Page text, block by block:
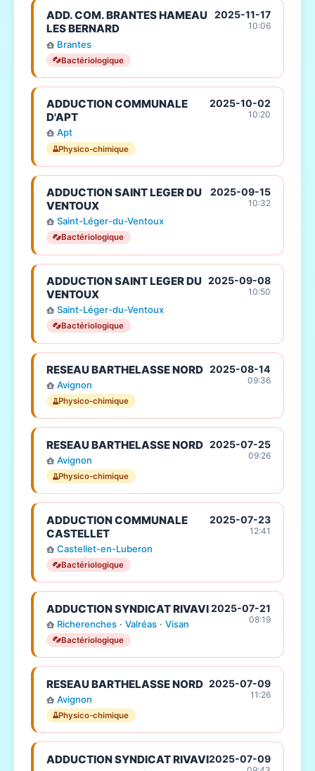
ADD. COM. BRANTES HAMEAU
LES BERNARD
Brantes
Bactériologique
2025-11-17
10:06
ADDUCTION COMMUNALE
D'APT
Apt
Physico-chimique
2025-10-02
10:20
ADDUCTION SAINT LEGER DU
VENTOUX
Saint-Léger-du-Ventoux
Bactériologique
2025-09-15
10:32
ADDUCTION SAINT LEGER DU
VENTOUX
Saint-Léger-du-Ventoux
Bactériologique
2025-09-08
10:50
RESEAU BARTHELASSE NORD
Avignon
Physico-chimique
2025-08-14
09:36
RESEAU BARTHELASSE NORD
Avignon
Physico-chimique
2025-07-25
09:26
ADDUCTION COMMUNALE
CASTELLET
Castellet-en-Luberon
Bactériologique
2025-07-23
12:41
ADDUCTION SYNDICAT RIVAVI
Richerenches· Valréas· Visan
Bactériologique
2025-07-21
08:19
RESEAU BARTHELASSE NORD
Avignon
Physico-chimique
2025-07-09
11:26
ADDUCTION SYNDICAT RIVAVI2025-07-09